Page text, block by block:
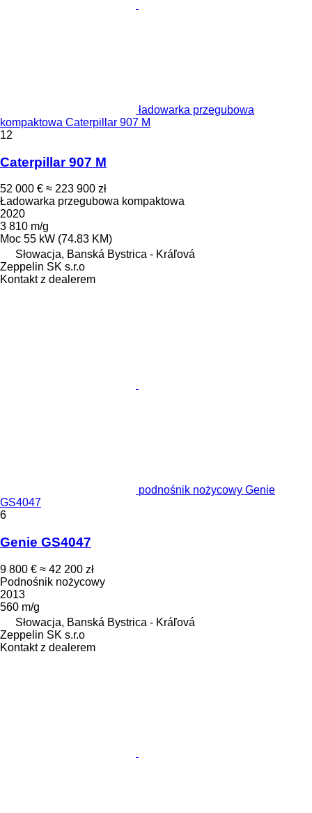
ładowarka przegubowa
kompaktowa Caterpillar 907 M
12
Caterpillar 907 M
52 000 € ≈ 223 900 zł
Ładowarka przegubowa kompaktowa
2020
3 810 m/g
Moc 55 kW (74.83 KM)
Słowacja, Banská Bystrica - Kráľová
Zeppelin SK s.r.o
Kontakt z dealerem
podnośnik nożycowy Genie
GS4047
6
Genie GS4047
9 800 € ≈ 42 200 zł
Podnośnik nożycowy
2013
560 m/g
Słowacja, Banská Bystrica - Kráľová
Zeppelin SK s.r.o
Kontakt z dealerem